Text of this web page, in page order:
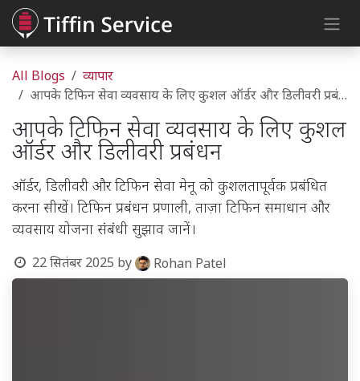
Skip to Content
All Blogs
व्यापार
आपके टिफिन सेवा व्यवसाय के लिए कुशल ऑर्डर और डिलीवरी प्रबंधन
आपके टिफिन सेवा व्यवसाय के लिए कुशल
ऑर्डर और डिलीवरी प्रबंधन
ऑर्डर, डिलीवरी और टिफिन सेवा मेनू को कुशलतापूर्वक प्रबंधित
करना सीखें। टिफिन प्रबंधन प्रणाली, ताज़ा टिफिन समाधान और
व्यवसाय योजना संबंधी सुझाव जानें।
22 सितंबर 2025 by Rohan Patel